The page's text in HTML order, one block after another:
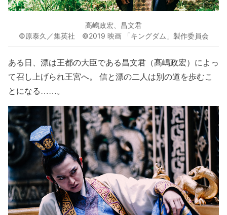
髙嶋政宏、昌文君
©原泰久／集英社 ©2019 映画 「キングダム」製作委員会
ある日、漂は王都の大臣である昌文君（髙嶋政宏）によっ
て召し上げられ王宮へ。 信と漂の二人は別の道を歩むこ
とになる……。